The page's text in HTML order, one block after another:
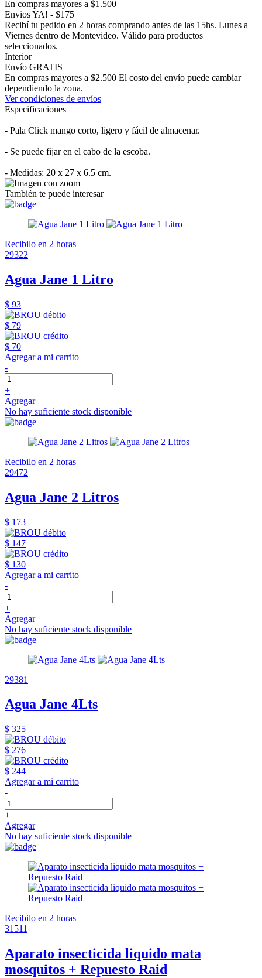
En compras mayores a $1.500
Envios YA! - $175
Recibí tu pedido en 2 horas comprando antes de las 15hs. Lunes a
Viernes dentro de Montevideo. Válido para productos
seleccionados.
Interior
Envío GRATIS
En compras mayores a $2.500 El costo del envío puede cambiar
dependiendo la zona.
Ver condiciones de envíos
Especificaciones
- Pala Click mango corto, ligero y fácil de almacenar.
- Se puede fijar en el cabo de la escoba.
- Medidas: 20 x 27 x 6.5 cm.
También te puede interesar
Recibilo en 2 horas
29322
Agua Jane 1 Litro
$ 93
$ 79
$ 70
Agregar a mi carrito
-
+
Agregar
No hay suficiente stock disponible
Recibilo en 2 horas
29472
Agua Jane 2 Litros
$ 173
$ 147
$ 130
Agregar a mi carrito
-
+
Agregar
No hay suficiente stock disponible
29381
Agua Jane 4Lts
$ 325
$ 276
$ 244
Agregar a mi carrito
-
+
Agregar
No hay suficiente stock disponible
Recibilo en 2 horas
31511
Aparato insecticida liquido mata
mosquitos + Repuesto Raid